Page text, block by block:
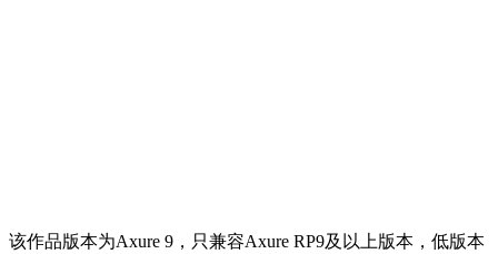
该作品版本为Axure 9，只兼容Axure RP9及以上版本，低版本